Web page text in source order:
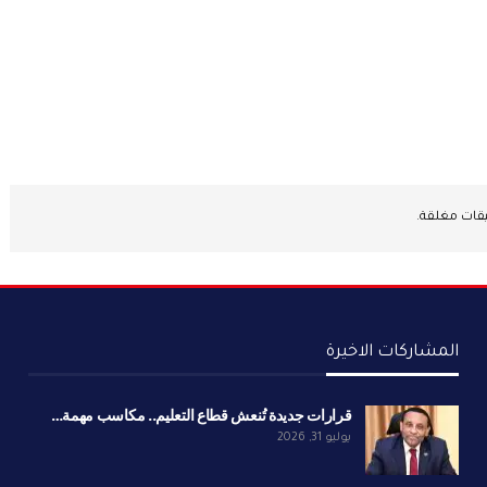
مغلقة.
المشاركات الاخيرة
قرارات جديدة تُنعش قطاع التعليم.. مكاسب مهمة…
يوليو 31, 2026